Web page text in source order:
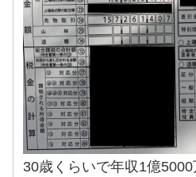
30歳くらいで年収1億